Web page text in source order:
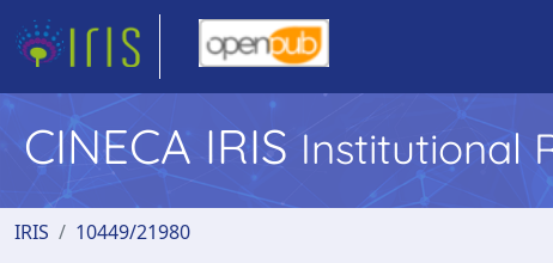
CINECA IRIS Institutional
IRIS 10449/21980